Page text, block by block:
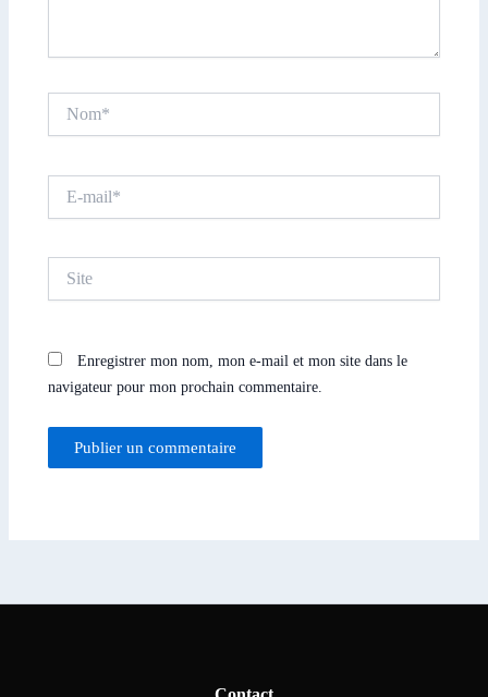
mail*
Enregistrer mon nom, mon e-mail et mon site dans le
navigateur pour mon prochain commentaire.